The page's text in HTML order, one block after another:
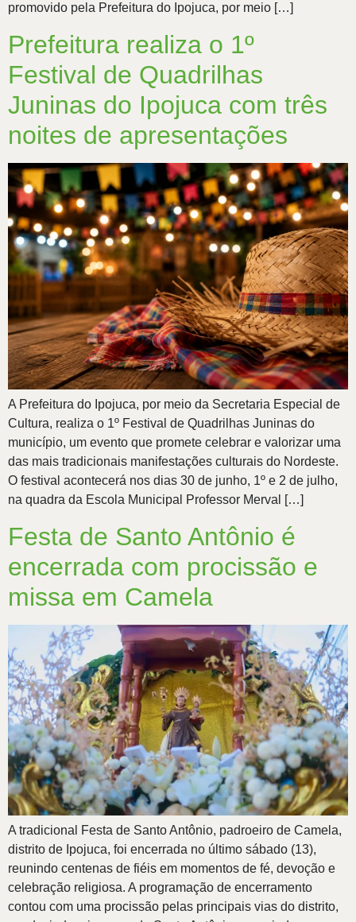
promovido pela Prefeitura do Ipojuca, por meio […]
Prefeitura realiza o 1º
Festival de Quadrilhas
Juninas do Ipojuca com três
noites de apresentações
A Prefeitura do Ipojuca, por meio da Secretaria Especial de
Cultura, realiza o 1º Festival de Quadrilhas Juninas do
município, um evento que promete celebrar e valorizar uma
das mais tradicionais manifestações culturais do Nordeste.
O festival acontecerá nos dias 30 de junho, 1º e 2 de julho,
na quadra da Escola Municipal Professor Merval […]
Festa de Santo Antônio é
encerrada com procissão e
missa em Camela
A tradicional Festa de Santo Antônio, padroeiro de Camela,
distrito de Ipojuca, foi encerrada no último sábado (13),
reunindo centenas de fiéis em momentos de fé, devoção e
celebração religiosa. A programação de encerramento
contou com uma procissão pelas principais vias do distrito,